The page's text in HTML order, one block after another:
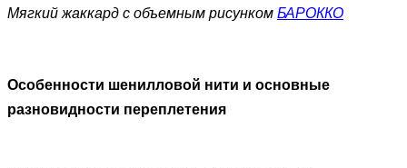
Мягкий жаккард с объемным рисунком БАРОККО
Особенности шенилловой нити и основные
разновидности переплетения